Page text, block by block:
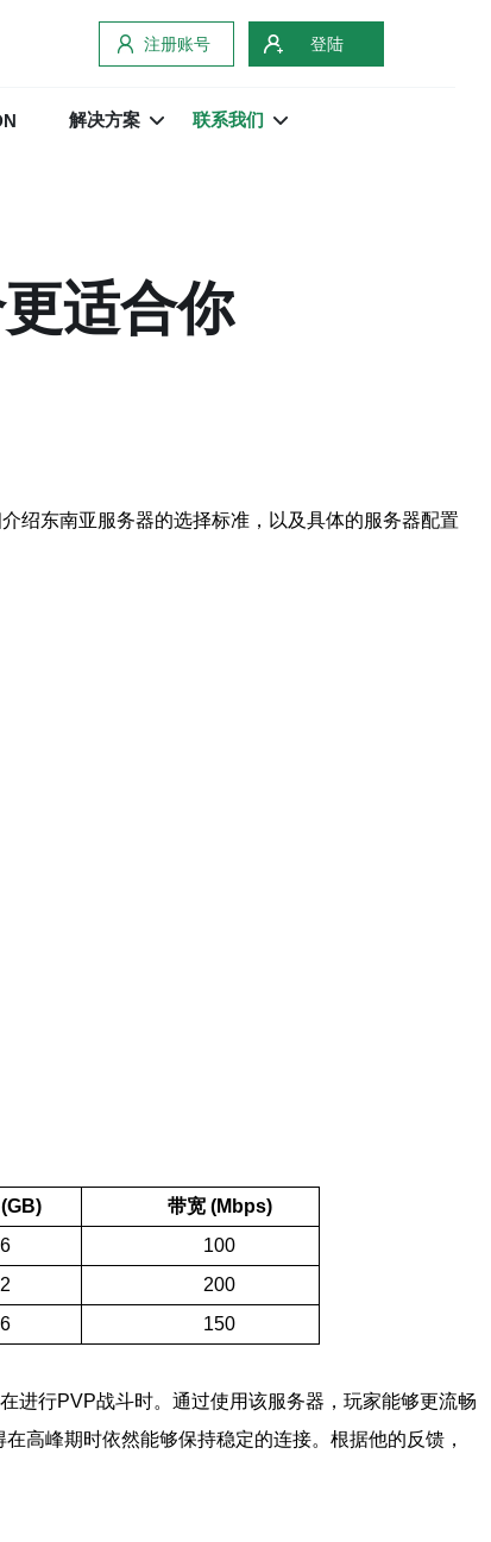
注册账号 登陆
解决方案 联系我们
适合你
绍东南亚服务器的选择标准，以及具体的服务器配置
带宽 (Mbps)
100
200
150
进行PVP战斗时。通过使用该服务器，玩家能够更流畅
高峰期时依然能够保持稳定的连接。根据他的反馈，